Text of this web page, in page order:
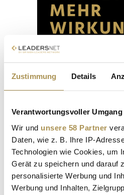
Zustimmung Details
Verantwortungsvoller
Wir und unsere 58 Partner
Daten, wie z. B. Ihre IP-
Technologien wie Cookies, um
Gerät zu speichern und darauf
personalisierte Werbung und
Werbung und Inhalten,